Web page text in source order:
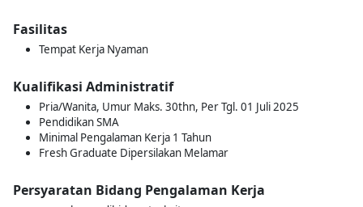
Fasilitas
Tempat Kerja Nyaman
Kualifikasi Administratif
Pria/Wanita, Umur Maks. 30thn, Per Tgl. 01 Juli 2025
Pendidikan SMA
Minimal Pengalaman Kerja 1 Tahun
Fresh Graduate Dipersilakan Melamar
Persyaratan Bidang Pengalaman Kerja